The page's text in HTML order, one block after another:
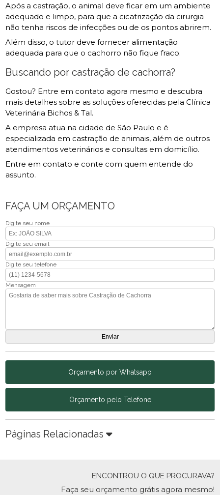
Após a castração, o animal deve ficar em um ambiente
adequado e limpo, para que a cicatrização da cirurgia
não tenha riscos de infecções ou de os pontos abrirem.
Além disso, o tutor deve fornecer alimentação
adequada para que o cachorro não fique fraco.
Buscando por castração de cachorra?
Gostou? Entre em contato agora mesmo e descubra
mais detalhes sobre as soluções oferecidas pela Clínica
Veterinária Bichos & Tal.
A empresa atua na cidade de São Paulo e é
especializada em castração de animais, além de outros
atendimentos veterinários e consultas em domicílio.
Entre em contato e conte com quem entende do
assunto.
FAÇA UM ORÇAMENTO
Digite seu nome
Digite seu email
Digite seu telefone
Mensagem
Orçamento por Whatsapp
Orçamento pelo Telefone
Páginas Relacionadas
ENCONTROU O QUE PROCURAVA?
Faça seu orçamento grátis agora mesmo!